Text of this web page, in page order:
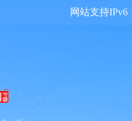
网站支持IPv6